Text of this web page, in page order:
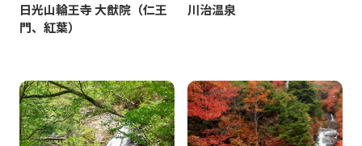
日光山輪王寺 大猷院（仁王
門、紅葉）
川治温泉